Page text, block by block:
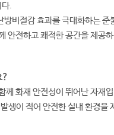
.
방비절감 효과를 극대화하는 준
안전하고 쾌적한 공간을 제공
?
께 화재 안전성이 뛰어난 자재
생이 적어 안전한 실내 환경을